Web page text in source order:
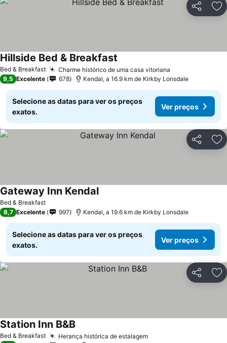
Partilhar
Bed & Breakfast Charme histórico de uma casa vitoriana
Hillside Bed & Breakfast
9,5 Excelente 678 Kendal, a 16.9 km de Kirkby Lonsdale
Selecione as datas para ver os preços
exatos.
Ver preços
Partilhar
Bed & Breakfast
Gateway Inn Kendal
8,7 Excelente 997 Kendal, a 19.6 km de Kirkby Lonsdale
Selecione as datas para ver os preços
exatos.
Ver preços
Partilhar
Bed & Breakfast Herança histórica de estalagem
Station Inn B&B